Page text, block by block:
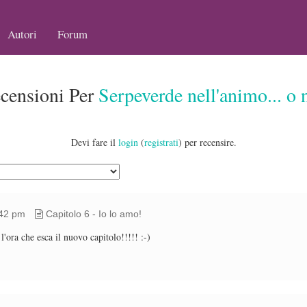
Autori Forum
PerSerpeverde nell'animo... o
Devi fare il login (registrati) per recensire.
pm Capitolo 6 - Io lo amo!
che esca il nuovo capitolo!!!!! :-)